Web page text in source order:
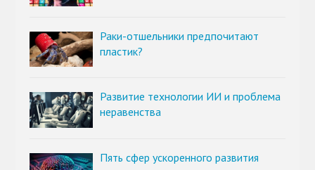
Раки-отшельники предпочитают
пластик?
Развитие технологии ИИ и проблема
неравенства
Пять сфер ускоренного развития